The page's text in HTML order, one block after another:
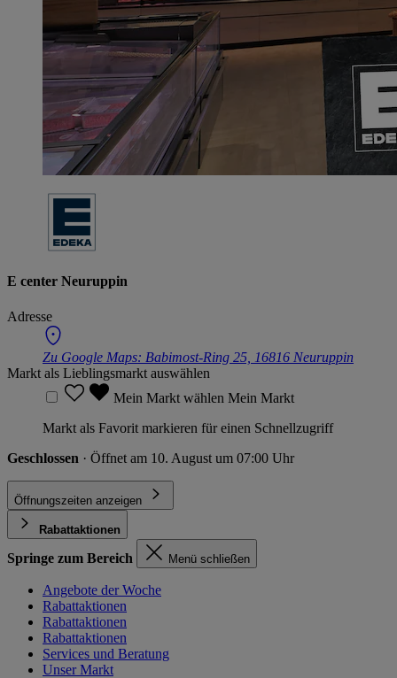
E center Neuruppin
Adresse
Zu Google Maps: Babimost-Ring 25, 16816 Neuruppin
Markt als Lieblingsmarkt auswählen
Mein Markt wählen Mein Markt
Markt als Favorit markieren für einen Schnellzugriff
Geschlossen · Öffnet am 10. August um 07:00 Uhr
Öffnungszeiten anzeigen
Rabattaktionen
Springe zum Bereich Menü schließen
Angebote der Woche
Rabattaktionen
Rabattaktionen
Rabattaktionen
Services und Beratung
Unser Markt